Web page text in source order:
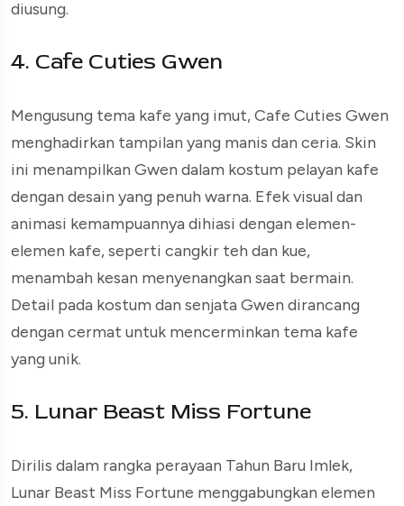
diusung.
4. Cafe Cuties Gwen
Mengusung tema kafe yang imut, Cafe Cuties Gwen
menghadirkan tampilan yang manis dan ceria. Skin
ini menampilkan Gwen dalam kostum pelayan kafe
dengan desain yang penuh warna. Efek visual dan
animasi kemampuannya dihiasi dengan elemen-
elemen kafe, seperti cangkir teh dan kue,
menambah kesan menyenangkan saat bermain.
Detail pada kostum dan senjata Gwen dirancang
dengan cermat untuk mencerminkan tema kafe
yang unik.
5. Lunar Beast Miss Fortune
Dirilis dalam rangka perayaan Tahun Baru Imlek,
Lunar Beast Miss Fortune menggabungkan elemen